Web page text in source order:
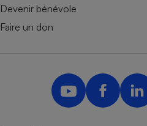
Devenir bénévole
Faire un don